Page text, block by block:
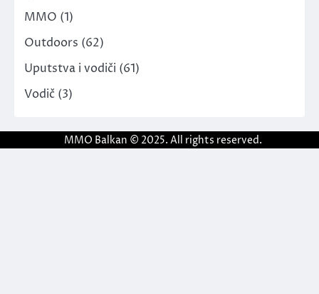
MMO (1)
Outdoors (62)
Uputstva i vodiči (61)
Vodič (3)